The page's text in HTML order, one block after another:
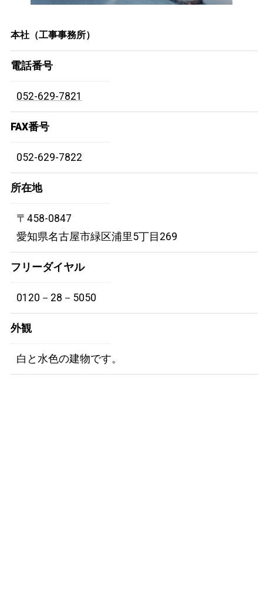
本社（工事事務所）
電話番号
052-629-7821
FAX番号
052-629-7822
所在地
〒458-0847
愛知県名古屋市緑区浦里5丁目269
フリーダイヤル
0120－28－5050
外観
白と水色の建物です。